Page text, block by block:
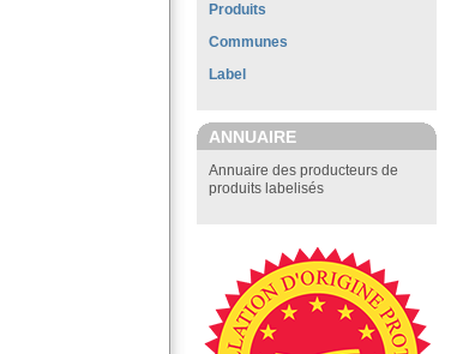
Produits
Communes
Label
ANNUAIRE
Annuaire des producteurs de
produits labelisés